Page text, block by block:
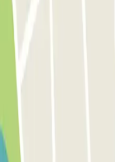
General P1
AENA
dichtbij SABA